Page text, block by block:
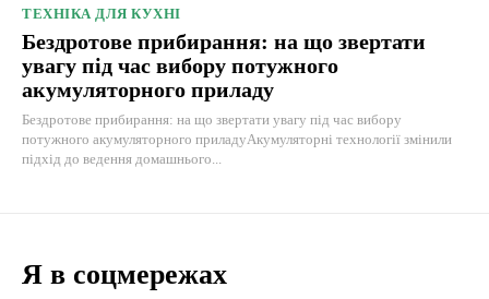
ТЕХНІКА ДЛЯ КУХНІ
Бездротове прибирання: на що звертати
увагу під час вибору потужного
акумуляторного приладу
Бездротове прибирання: на що звертати увагу під час вибору
потужного акумуляторного приладуАкумуляторні технології змінили
підхід до ведення домашнього...
Я в соцмережах